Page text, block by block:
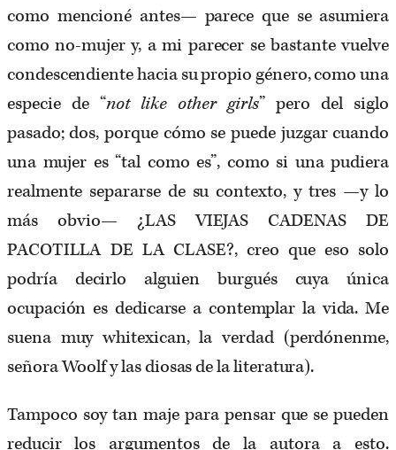
como mencioné antes— parece que se asumiera
como no-mujer y, a mi parecer se bastante vuelve
condescendiente hacia su propio género, como una
especie de “not like other girls” pero del siglo
pasado; dos, porque cómo se puede juzgar cuando
una mujer es “tal como es”, como si una pudiera
realmente separarse de su contexto, y tres —y lo
más obvio— ¿LAS VIEJAS CADENAS DE
PACOTILLA DE LA CLASE?, creo que eso solo
podría decirlo alguien burgués cuya única
ocupación es dedicarse a contemplar la vida. Me
suena muy whitexican, la verdad (perdónenme,
señora Woolf y las diosas de la literatura).
Tampoco soy tan maje para pensar que se pueden
reducir los argumentos de la autora a esto.